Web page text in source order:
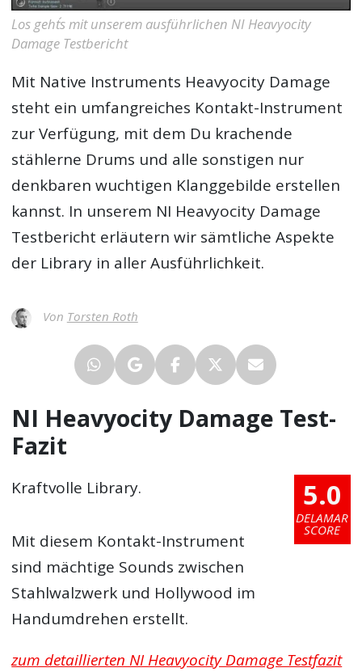
Los geht´s mit unserem ausführlichen NI Heavyocity
Damage Testbericht
Mit Native Instruments Heavyocity Damage
steht ein umfangreiches Kontakt-Instrument
zur Verfügung, mit dem Du krachende
stählerne Drums und alle sonstigen nur
denkbaren wuchtigen Klanggebilde erstellen
kannst. In unserem NI Heavyocity Damage
Testbericht erläutern wir sämtliche Aspekte
der Library in aller Ausführlichkeit.
Von Torsten Roth
NI Heavyocity Damage Test-
Fazit
5.0
DELAMAR
SCORE
Kraftvolle Library.
Mit diesem Kontakt-Instrument
sind mächtige Sounds zwischen
Stahlwalzwerk und Hollywood im
Handumdrehen erstellt.
zum detaillierten NI Heavyocity Damage Testfazit